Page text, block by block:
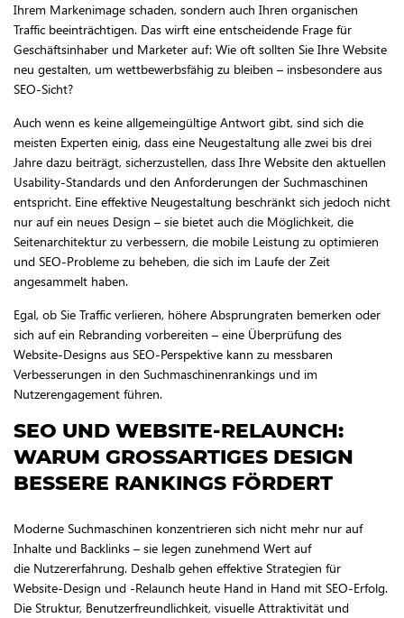
Ihrem Markenimage schaden, sondern auch Ihren organischen
Traffic beeinträchtigen. Das wirft eine entscheidende Frage für
Geschäftsinhaber und Marketer auf: Wie oft sollten Sie Ihre Website
neu gestalten, um wettbewerbsfähig zu bleiben – insbesondere aus
SEO-Sicht?
Auch wenn es keine allgemeingültige Antwort gibt, sind sich die
meisten Experten einig, dass eine Neugestaltung alle zwei bis drei
Jahre dazu beiträgt, sicherzustellen, dass Ihre Website den aktuellen
Usability-Standards und den Anforderungen der Suchmaschinen
entspricht. Eine effektive Neugestaltung beschränkt sich jedoch nicht
nur auf ein neues Design – sie bietet auch die Möglichkeit, die
Seitenarchitektur zu verbessern, die mobile Leistung zu optimieren
und SEO-Probleme zu beheben, die sich im Laufe der Zeit
angesammelt haben.
Egal, ob Sie Traffic verlieren, höhere Absprungraten bemerken oder
sich auf ein Rebranding vorbereiten – eine Überprüfung des
Website-Designs aus SEO-Perspektive kann zu messbaren
Verbesserungen in den Suchmaschinenrankings und im
Nutzerengagement führen.
SEO UND WEBSITE-RELAUNCH:
WARUM GROSSARTIGES DESIGN B
ESSERE RANKINGS FÖRDERT
Moderne Suchmaschinen konzentrieren sich nicht mehr nur auf
Inhalte und Backlinks – sie legen zunehmend Wert auf
die Nutzererfahrung. Deshalb gehen effektive Strategien für
Website-Design und -Relaunch heute Hand in Hand mit SEO-Erfolg.
Die Struktur, Benutzerfreundlichkeit, visuelle Attraktivität und